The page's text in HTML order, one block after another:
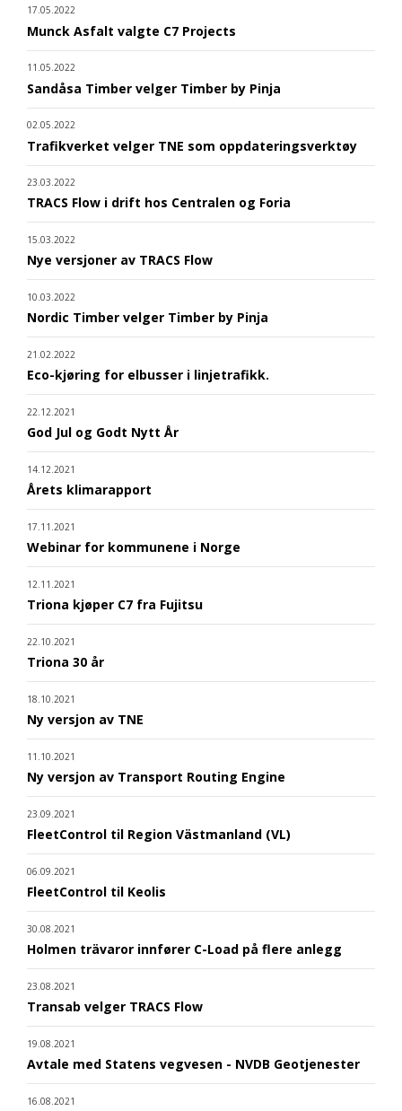
17.05.2022
Munck Asfalt valgte C7 Projects
11.05.2022
Sandåsa Timber velger Timber by Pinja
02.05.2022
Trafikverket velger TNE som oppdateringsverktøy
23.03.2022
TRACS Flow i drift hos Centralen og Foria
15.03.2022
Nye versjoner av TRACS Flow
10.03.2022
Nordic Timber velger Timber by Pinja
21.02.2022
Eco-kjøring for elbusser i linjetrafikk.
22.12.2021
God Jul og Godt Nytt År
14.12.2021
Årets klimarapport
17.11.2021
Webinar for kommunene i Norge
12.11.2021
Triona kjøper C7 fra Fujitsu
22.10.2021
Triona 30 år
18.10.2021
Ny versjon av TNE
11.10.2021
Ny versjon av Transport Routing Engine
23.09.2021
FleetControl til Region Västmanland (VL)
06.09.2021
FleetControl til Keolis
30.08.2021
Holmen trävaror innfører C-Load på flere anlegg
23.08.2021
Transab velger TRACS Flow
19.08.2021
Avtale med Statens vegvesen - NVDB Geotjenester
16.08.2021